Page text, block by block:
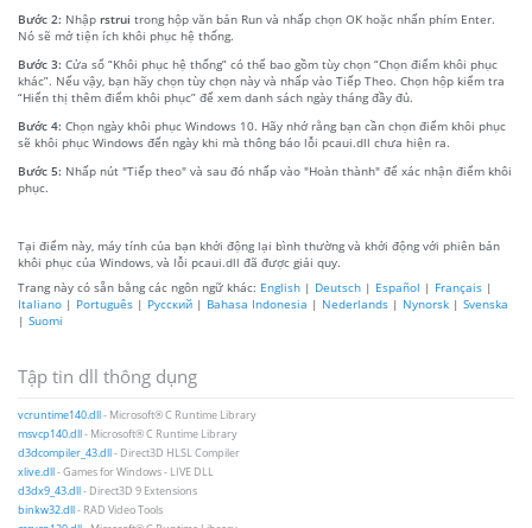
Bước 2: Nhập rstrui trong hộp văn bản Run và nhấp chọn OK hoặc nhấn phím Enter.
Nó sẽ mở tiện ích khôi phục hệ thống.
Bước 3: Cửa sổ “Khôi phục hệ thống” có thể bao gồm tùy chọn “Chọn điểm khôi phục
khác”. Nếu vậy, bạn hãy chọn tùy chọn này và nhấp vào Tiếp Theo. Chọn hộp kiểm tra
“Hiển thị thêm điểm khôi phục” để xem danh sách ngày tháng đầy đủ.
Bước 4: Chọn ngày khôi phục Windows 10. Hãy nhớ rằng bạn cần chọn điểm khôi phục
sẽ khôi phục Windows đến ngày khi mà thông báo lỗi pcaui.dll chưa hiện ra.
Bước 5: Nhấp nút "Tiếp theo" và sau đó nhấp vào "Hoàn thành" để xác nhận điểm khôi
phục.
Tại điểm này, máy tính của bạn khởi động lại bình thường và khởi động với phiên bản
khôi phục của Windows, và lỗi pcaui.dll đã được giải quy.
Trang này có sẵn bằng các ngôn ngữ khác: English | Deutsch | Español | Français |
Italiano | Português | Русский | Bahasa Indonesia | Nederlands | Nynorsk | Svenska
| Suomi
Tập tin dll thông dụng
vcruntime140.dll- Microsoft® C Runtime Library
msvcp140.dll- Microsoft® C Runtime Library
d3dcompiler_43.dll- Direct3D HLSL Compiler
xlive.dll- Games for Windows - LIVE DLL
d3dx9_43.dll- Direct3D 9 Extensions
binkw32.dll- RAD Video Tools